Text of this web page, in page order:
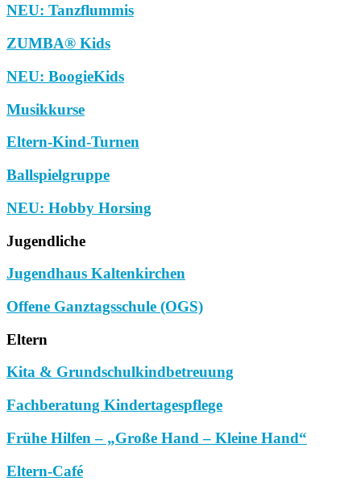
NEU: Tanzflummis
ZUMBA® Kids
NEU: BoogieKids
Musikkurse
Eltern-Kind-Turnen
Ballspielgruppe
NEU: Hobby Horsing
Jugendliche
Jugendhaus Kaltenkirchen
Offene Ganztagsschule (OGS)
Eltern
Kita & Grundschulkindbetreuung
Fachberatung Kindertagespflege
Frühe Hilfen – „Große Hand – Kleine Hand“
Eltern-Café